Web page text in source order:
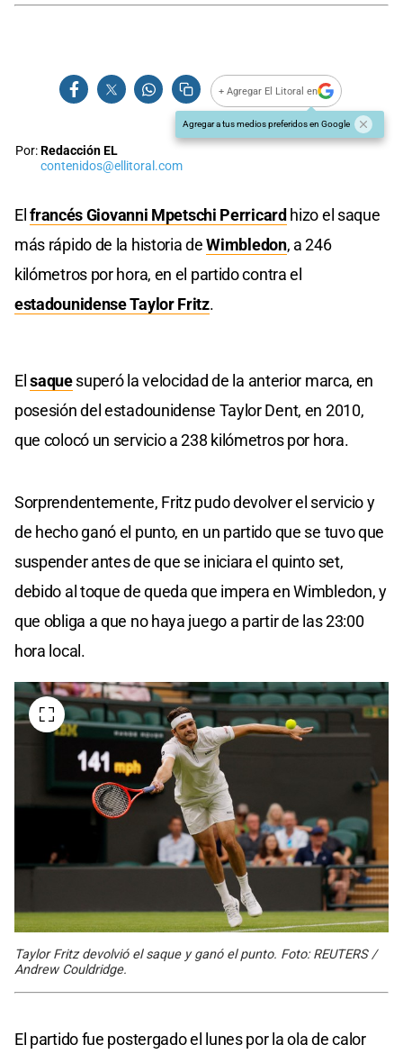
+ Agregar El Litoral en
Agregar a tus medios preferidos en Google
Por:Redacción EL
contenidos@ellitoral.com
Elfrancés Giovanni Mpetschi Perricard hizo el saque
más rápido de la historia deWimbledon, a 246
kilómetros por hora, en el partido contra el
estadounidense Taylor Fritz.
Elsaquesuperó la velocidad de la anterior marca, en
posesión del estadounidense Taylor Dent, en 2010,
que colocó un servicio a 238 kilómetros por hora.
Sorprendentemente, Fritz pudo devolver el servicio y
de hecho ganó el punto, en un partido que se tuvo que
suspender antes de que se iniciara el quinto set,
debido al toque de queda que impera en Wimbledon, y
que obliga a que no haya juego a partir de las 23:00
hora local.
Taylor Fritz devolvió el saque y ganó el punto. Foto: REUTERS /
Andrew Couldridge.
El partido fue postergado el lunes por la ola de calor